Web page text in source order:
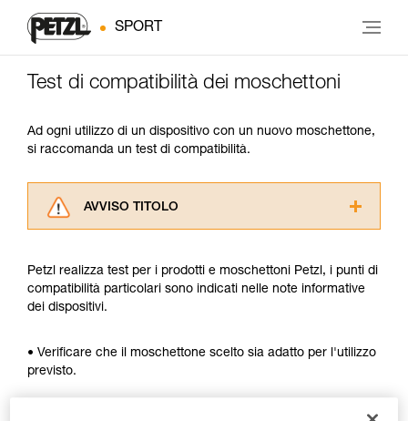
SPORT
Test di compatibilità dei moschettoni
Ad ogni utilizzo di un dispositivo con un nuovo moschettone,
si raccomanda un test di compatibilità.
AVVISO TITOLO
consultarlo. Dovete aver compreso le
informazioni dell’istruzione tecnica per poter
capire queste ulteriori informazioni.
formazione ed un addestramento specifico.
Petzl realizza test per i prodotti e moschettoni Petzl, i punti di
compatibilità particolari sono indicati nelle note informative
dei dispositivi.
• Verificare che il moschettone scelto sia adatto per l'utilizzo
previsto.